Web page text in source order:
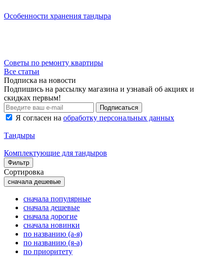
Особенности хранения тандыра
Советы по ремонту квартиры
Все статьи
Подписка на новости
Подпишись на рассылку магазина и узнавай об акциях и
скидках первым!
Подписаться
Я согласен на обработку персональных данных
Тандыры
Комплектующие для тандыров
Фильтр
Сортировка
сначала дешевые
сначала популярные
сначала дешевые
сначала дорогие
сначала новинки
по названию (а-я)
по названию (я-а)
по приоритету